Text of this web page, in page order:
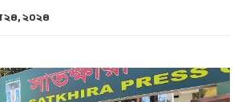
২৪, ২০২৪